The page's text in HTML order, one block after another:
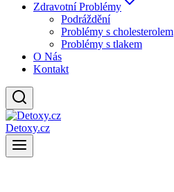
Zdravotní Problémy
Podráždění
Problémy s cholesterolem
Problémy s tlakem
O Nás
Kontakt
Detoxy.cz